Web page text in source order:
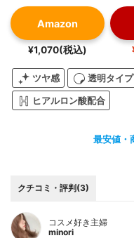
#choosy
#チューシー
#リップオイルコート
#くちびるケア
#くちびる保湿
#マスク生活
#発色
#スキンケア好きな人と
#メイク
#スキンケアオタク
Amazon
¥1,070(税込)
ツヤ感 透明タイプ
ヒアルロン酸配合
最安値・
クチコミ・評判(3)
コスメ好き主婦
minori